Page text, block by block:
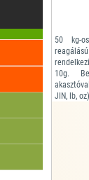
50 kg-
10g.
JIN, lb, oz)